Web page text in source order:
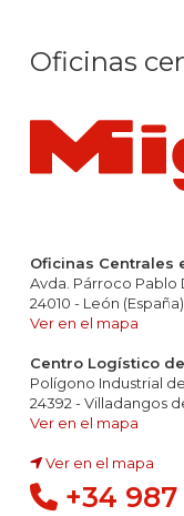
Oficinas
Oficinas Centrales
Avda. Párroco Pablo
24010 - León (España)
Ver en el mapa
Centro Logístico
Polígono Industrial
24392 - Villadangos
Ver en el mapa
Ver en el mapa
+34 987